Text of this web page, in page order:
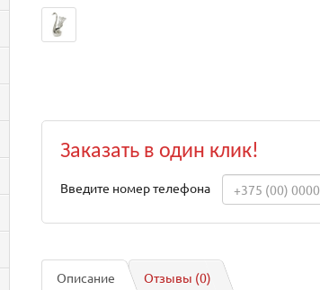
Заказать в один клик!
Введите номер телефона
Описание Отзывы (0)